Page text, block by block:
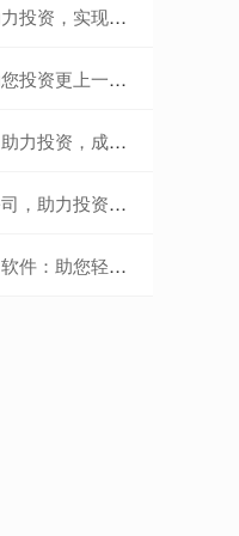
实现财富梦想
资更上一层楼
，成就财富梦想
助力投资之路
松掌控投资机会